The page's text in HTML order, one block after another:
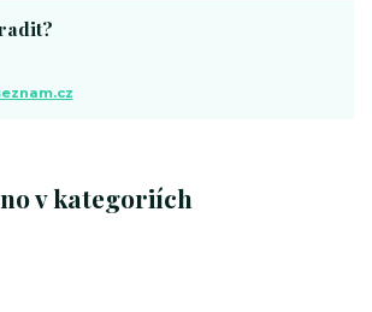
v kategoriích